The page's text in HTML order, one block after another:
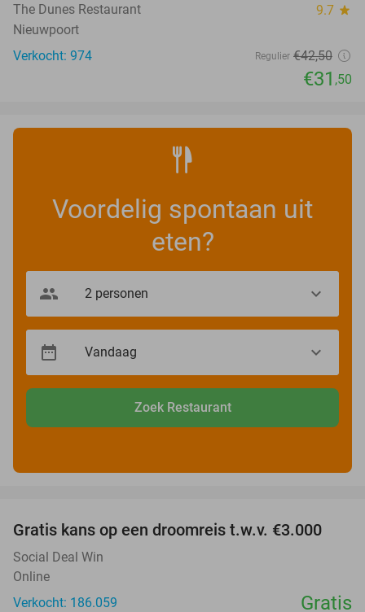
The Dunes Restaurant 9.7 star
Nieuwpoort
Verkocht: 974
Regulier €42,50
€31 ,50
Voordelig spontaan uit
eten?
Zoek Restaurant
Gratis kans op een droomreis t.w.v. €3.000
Social Deal Win
Online
Verkocht: 186.059
Gratis